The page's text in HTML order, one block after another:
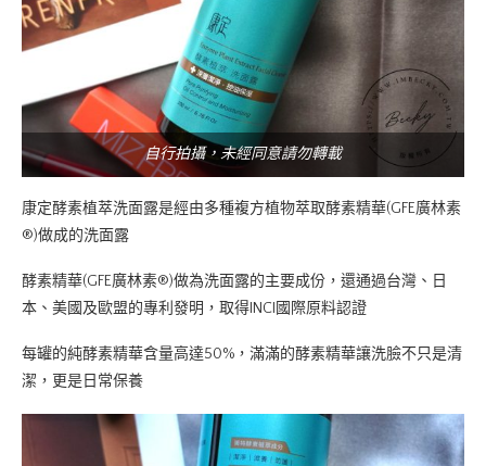
自行拍攝，未經同意請勿轉載
康定酵素植萃洗面露是經由多種複方植物萃取酵素精華(GFE廣林素
®)做成的洗面露
酵素精華(GFE廣林素®)做為洗面露的主要成份，還通過台灣、日
本、美國及歐盟的專利發明，取得INCI國際原料認證
每罐的純酵素精華含量高達50%，滿滿的酵素精華讓洗臉不只是清
潔，更是日常保養